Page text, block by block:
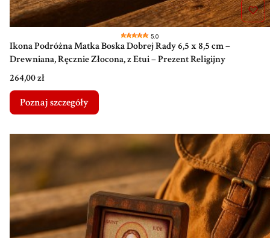
5.0
Ikona Podróżna Matka Boska Dobrej Rady 6,5 x 8,5 cm –
Drewniana, Ręcznie Złocona, z Etui – Prezent Religijny
Cena
264,00 zł
Poznaj szczegóły